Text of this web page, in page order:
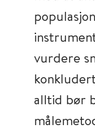
vurdere
alltid bør